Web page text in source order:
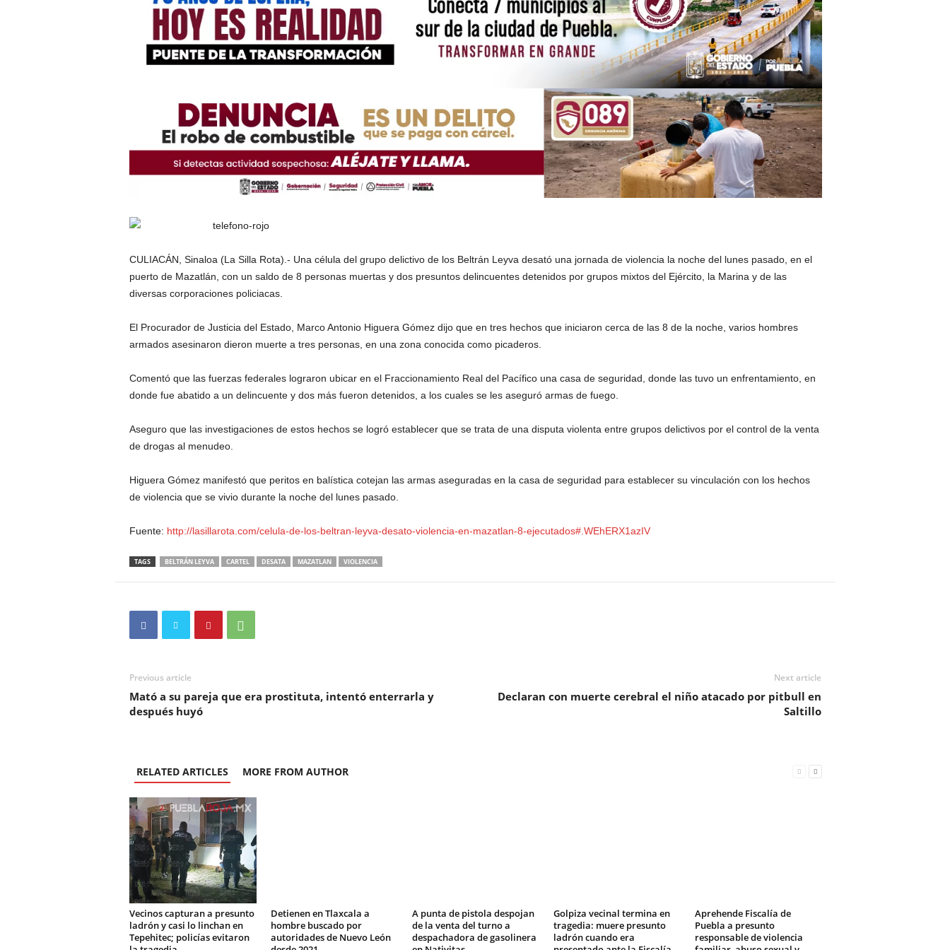
CULIACÁN, Sinaloa (La Silla Rota).- Una célula del grupo delictivo de los Beltrán Leyva desató una jornada de violencia la noche del lunes pasado, en el
puerto de Mazatlán, con un saldo de 8 personas muertas y dos presuntos delincuentes detenidos por grupos mixtos del Ejército, la Marina y de las
diversas corporaciones policiacas.
El Procurador de Justicia del Estado, Marco Antonio Higuera Gómez dijo que en tres hechos que iniciaron cerca de las 8 de la noche, varios hombres
armados asesinaron dieron muerte a tres personas, en una zona conocida como picaderos.
Comentó que las fuerzas federales lograron ubicar en el Fraccionamiento Real del Pacífico una casa de seguridad, donde las tuvo un enfrentamiento, en
donde fue abatido a un delincuente y dos más fueron detenidos, a los cuales se les aseguró armas de fuego.
Aseguro que las investigaciones de estos hechos se logró establecer que se trata de una disputa violenta entre grupos delictivos por el control de la venta
de drogas al menudeo.
Higuera Gómez manifestó que peritos en balística cotejan las armas aseguradas en la casa de seguridad para establecer su vinculación con los hechos
de violencia que se vivio durante la noche del lunes pasado.
Fuente: http://lasillarota.com/celula-de-los-beltran-leyva-desato-violencia-en-mazatlan-8-ejecutados#.WEhERX1azIV
TAGS BELTRÁN LEYVA CARTEL DESATA MAZATLAN VIOLENCIA
Previous article
Mató a su pareja que era prostituta, intentó enterrarla y
después huyó
Next article
Declaran con muerte cerebral el niño atacado por pitbull en
Saltillo
RELATED ARTICLES MORE FROM AUTHOR
Vecinos capturan a presunto
ladrón y casi lo linchan en
Tepehitec; policías evitaron
Detienen en Tlaxcala a
hombre buscado por
autoridades de Nuevo León
A punta de pistola despojan
de la venta del turno a
despachadora de gasolinera
Golpiza vecinal termina en
tragedia: muere presunto
ladrón cuando era
Aprehende Fiscalía de
Puebla a presunto
responsable de violencia